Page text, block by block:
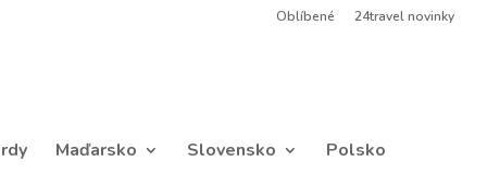
Oblíbené 24travel novinky
Maďarsko Slovensko
Polsko